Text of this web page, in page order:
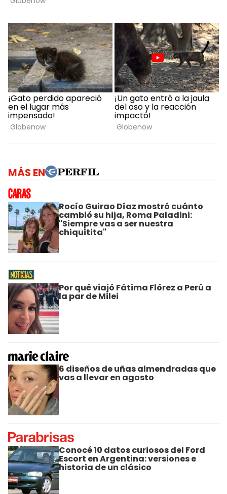
MÁS EN
Rocío Guirao Díaz mostró cuánto
cambió su hija, Roma Paladini:
"Siempre vas a ser nuestra
chiquitita"
Por qué viajó Fátima Flórez a Perú a
la par de Milei
6 diseños de uñas almendradas que
vas a llevar en agosto
Conocé 10 datos curiosos del Ford
Escort en Argentina: versiones e
historia de un clásico